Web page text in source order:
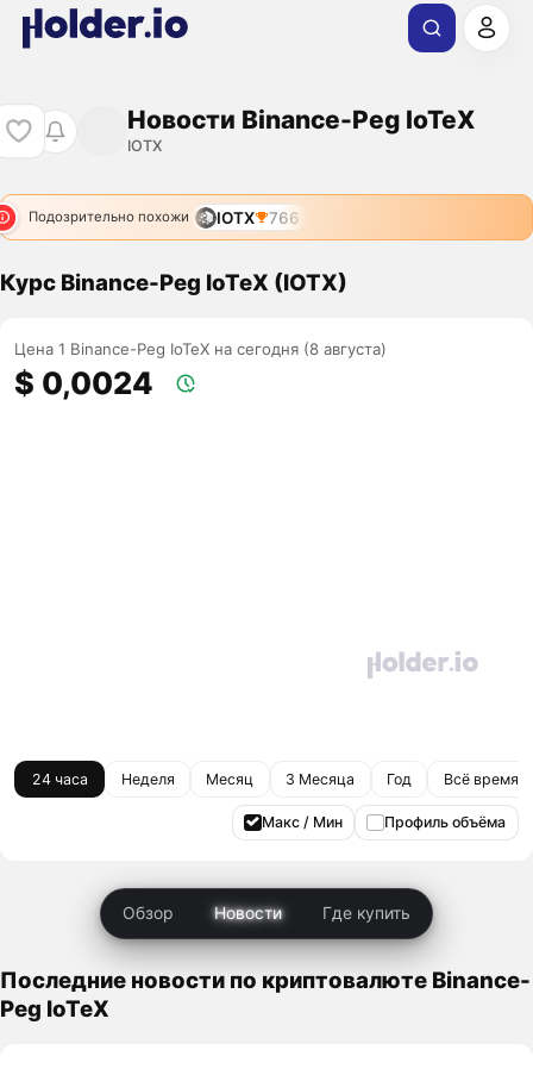
Новости Binance-Peg IoTeX
IOTX
Подозрительно похожи IOTX 766
Курс Binance-Peg IoTeX (IOTX)
Цена 1 Binance-Peg IoTeX на сегодня (8 августа)
$ 0,0024
24 часа Неделя Месяц 3 Месяца Год Всё время
Макс / Мин Профиль объёма
Обзор Новости Где купить
Последние новости по криптовалюте Binance-
Peg IoTeX